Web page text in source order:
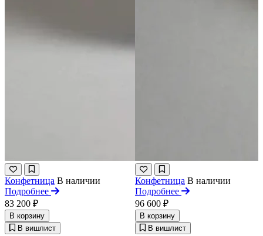
Конфетница В наличии
Подробнее
83 200 ₽
В корзину
В вишлист
Конфетница В наличии
Подробнее
96 600 ₽
В корзину
В вишлист